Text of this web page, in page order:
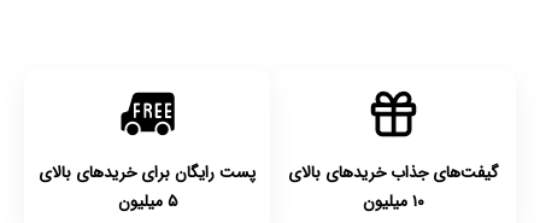
گیفت‌های جذاب خریدهای بالای
۱۰ میلیون
پست رایگان برای خریدهای بالای
۵ میلیون